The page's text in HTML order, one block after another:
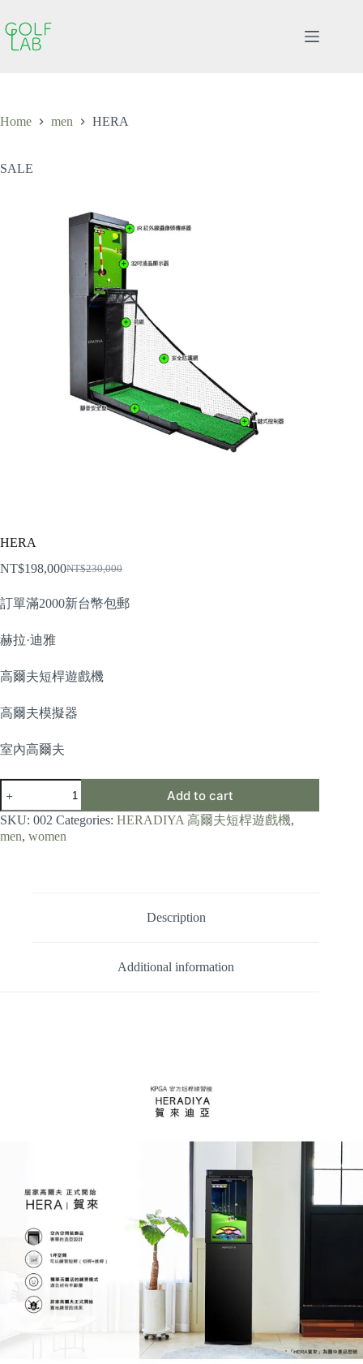
to
content
Home men HERA
SALE
HERA
NT$230,000
Original
was:
NT$198,000Current
is:
訂單滿2000新台幣包郵
赫拉·迪雅
高爾夫短桿遊戲機
高爾夫模擬器
室內高爾夫
HERA
quantity
Add to cart
SKU: 002 Categories: HERADIYA 高爾夫短桿遊戲機,
men, women
Description
Additional information